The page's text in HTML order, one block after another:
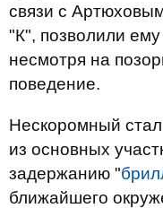
связи с
"К", позволили
несмотря на
поведение.
Нескоромный
из основных
задержанию "
ближайшего